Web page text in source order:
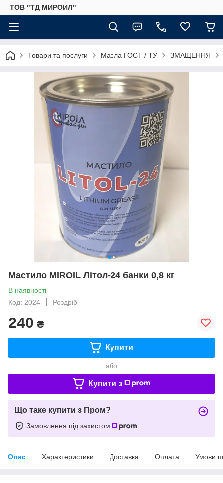
ТОВ "ТД МИРОИЛ"
Товари та послуги Масла ГОСТ / ТУ ЗМАЩЕННЯ
Мастило MIROIL Літол-24 банки 0,8 кг
В наявності
Код: 2024
Роздріб
240 ₴
Купити
або
Купити з
Що таке купити з Пром?
Замовлення під захистом
Опис Характеристики Доставка Оплата Умови